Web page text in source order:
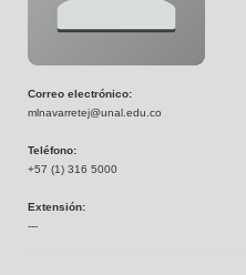
Correo electrónico:
mlnavarretej@unal.edu.co
Teléfono:
+57 (1) 316 5000
Extensión:
---